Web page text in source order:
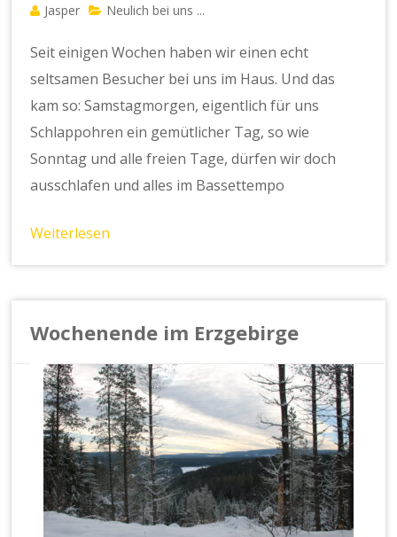
Jasper Neulich bei uns ...
Seit einigen Wochen haben wir einen echt
seltsamen Besucher bei uns im Haus. Und das
kam so: Samstagmorgen, eigentlich für uns
Schlappohren ein gemütlicher Tag, so wie
Sonntag und alle freien Tage, dürfen wir doch
ausschlafen und alles im Bassettempo
Weiterlesen
Wochenende im Erzgebirge